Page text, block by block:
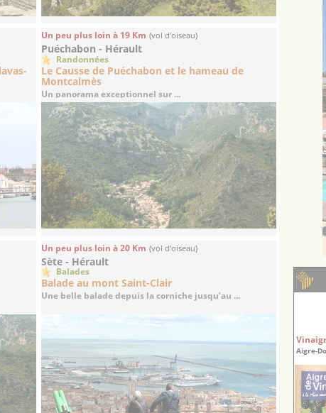
Un peu plus loin à 19 Km (vol d'oiseau)
Puéchabon - Hérault
Randonnées
Le Causse de Puéchabon et le hameau de
Montcalmès
Un panorama exceptionnel sur ...
Un peu plus loin à 20 Km (vol d'oiseau)
Sète - Hérault
Balades
Balade au mont Saint-Clair
Une belle balade depuis la corniche jusqu’au ...
Aigre-